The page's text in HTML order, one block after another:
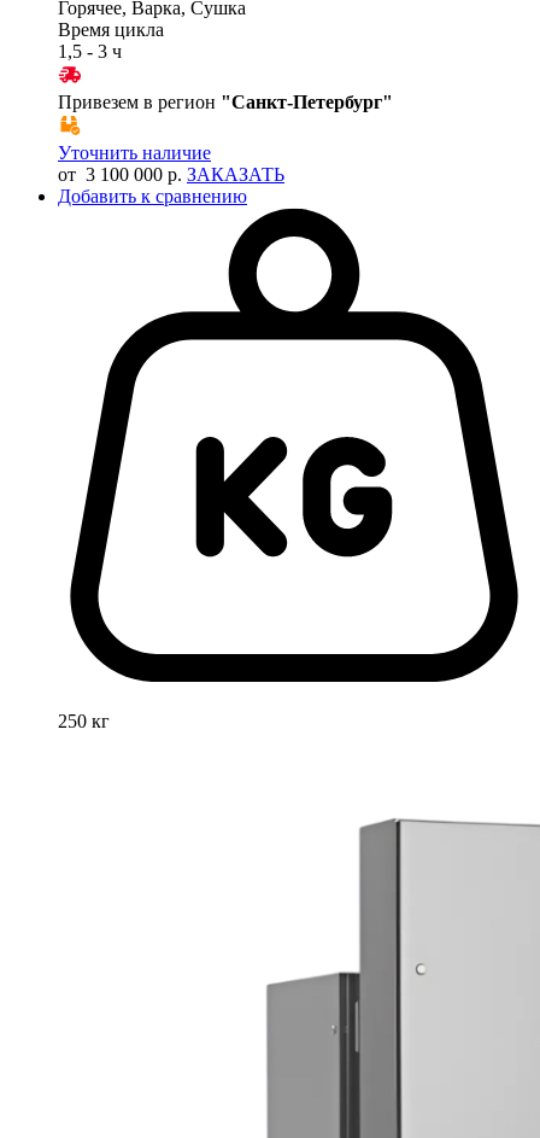
Горячее, Варка, Сушка
Время цикла
1,5 - 3 ч
Привезем в регион "Санкт-Петербург"
Уточнить наличие
от 3 100 000 р. ЗАКАЗАТЬ
Добавить к сравнению
250 кг